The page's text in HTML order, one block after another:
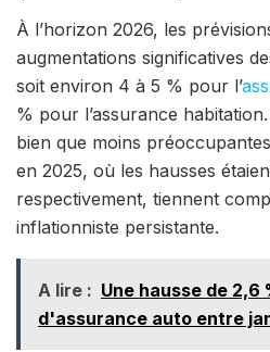
À l’horizon 2026, les
augmentations significatives
soit environ 4 à 5 % pour l’
% pour l’assurance
bien que moins
en 2025, où les hausses
respectivement, tiennent
inflationniste persistante.
A lire : Une hausse de 2,6
d'assurance auto entre